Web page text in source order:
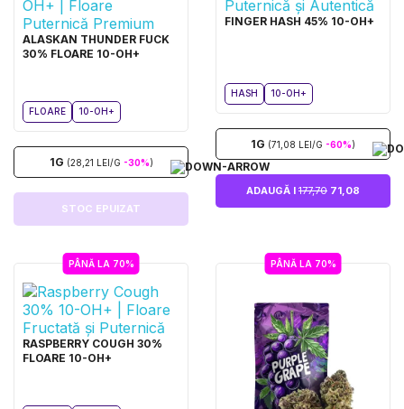
ALASKAN THUNDER FUCK
30% FLOARE 10-OH+
FLOARE 10-OH+
1G (28,21 LEI/G -30%)
STOC EPUIZAT
FINGER HASH 45% 10-OH+
HASH 10-OH+
1G (71,08 LEI/G -60%)
ADAUGĂ I 177,70 71,08
PÂNĂ LA 70%
RASPBERRY COUGH 30%
FLOARE 10-OH+
PÂNĂ LA 70%